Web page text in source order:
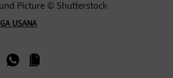
Picture © Shutterstock
USANA